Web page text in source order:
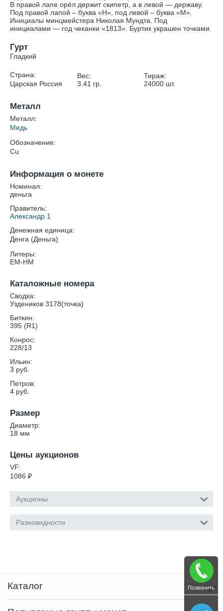
В правой лапе орёл держит скипетр, а в левой — державу.
Под правой лапой – буква «Н», под левой – буква «М».
Инициалы минцмейстера Николая Мундта. Под
инициалами — год чеканки «1813». Буртик украшен точками.
Гурт
Гладкий
Страна:
Царская Россия
Вес:
3.41 гр.
Тираж:
24000 шт.
Металл
Металл:
Медь
Обозначение:
Cu
Информация о монете
Номинал:
деньга
Правитель:
Александр 1
Денежная единица:
Денга (Деньга)
Литеры:
ЕМ-НМ
Каталожные номера
Сводка:
Уздеников 3178(точка)
Биткин:
395 (R1)
Конрос:
228/13
Ильин:
3 руб.
Петров:
4 руб.
Размер
Диаметр:
18 мм
Цены аукционов
VF:
1086 ₽
Аукционы
Разновидности
Каталог Позвонить